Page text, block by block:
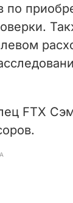
по
FTX